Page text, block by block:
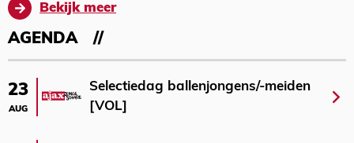
Bekijk meer
AGENDA
23
AUG
Selectiedag ballenjongens/-meiden
[VOL]